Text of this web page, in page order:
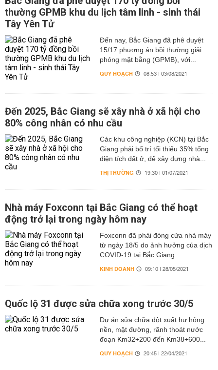
thường GPMB khu du lịch tâm linh - sinh thái
Tây Yên Tử
Đến nay, Bắc Giang đã phê duyệt
15/17 phương án bồi thường giải
phóng mặt bằng (GPMB), với...
QUY HOẠCH 08:53 | 03/08/2021
Đến 2025, Bắc Giang sẽ xây nhà ở xã hội cho
80% công nhân có nhu cầu
Các khu công nghiệp (KCN) tại Bắc
Giang phải bố trí tối thiểu 35% tổng
diện tích đất ở, để xây dựng nhà...
THỊ TRƯỜNG 19:30 | 01/07/2021
Nhà máy Foxconn tại Bắc Giang có thể hoạt
động trở lại trong ngày hôm nay
Foxconn đã phải đóng cửa nhà máy
từ ngày 18/5 do ảnh hưởng của dịch
COVID-19 tại Bắc Giang.
KINH DOANH 09:10 | 28/05/2021
Quốc lộ 31 được sửa chữa xong trước 30/5
Dự án sửa chữa đột xuất hư hỏng
nền, mặt đường, rãnh thoát nước
đoạn Km32+200 đến Km38+600...
QUY HOẠCH 20:45 | 22/04/2021